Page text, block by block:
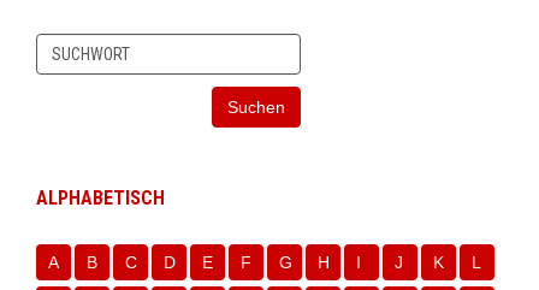
Suchen
ALPHABETISCH
A B C D E F G H I J K L